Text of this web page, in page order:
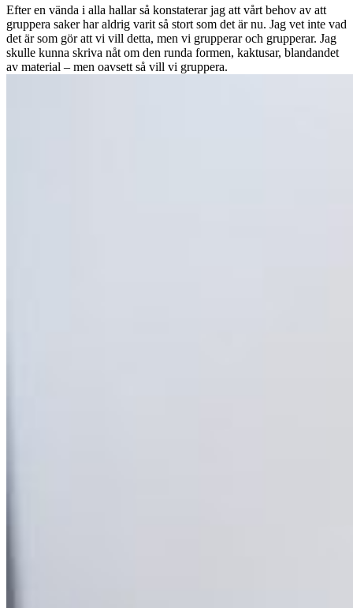
Efter en vända i alla hallar så konstaterar jag att vårt behov av att
gruppera saker har aldrig varit så stort som det är nu. Jag vet inte vad
det är som gör att vi vill detta, men vi grupperar och grupperar. Jag
skulle kunna skriva nåt om den runda formen, kaktusar, blandandet
av material – men oavsett så vill vi gruppera.